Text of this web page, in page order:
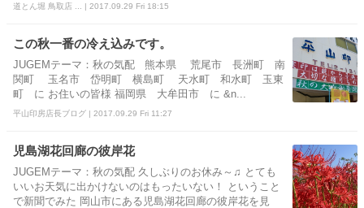
道とん堀 鳥取店 ... | 2017.09.29 Fri 18:15
この秋一番の冷え込みです。
JUGEMテーマ：秋の気配 熊本県 荒尾市 長洲町 南
関町 玉名市 岱明町 横島町 天水町 和水町 玉東
町 に お住いの皆様 福岡県 大牟田市 に &n...
平山印房店長ブログ | 2017.09.29 Fri 11:27
児島湖花回廊の彼岸花
JUGEMテーマ：秋の気配 久しぶりのお休み～♫ とても
いいお天気に出かけないのはもったいない！ ということ
で新聞でみた 岡山市にある児島湖花回廊の彼岸花を見